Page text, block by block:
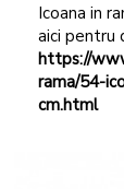
Icoana in
aici pentru
https://
rama/54-
cm.html